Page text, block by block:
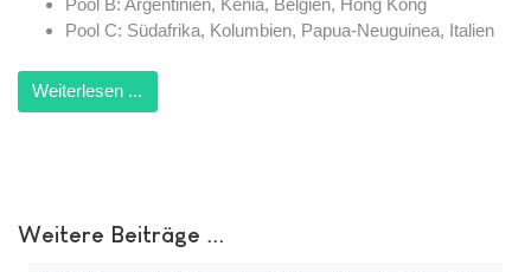
Pool B: Argentinien, Kenia, Belgien, Hong Kong
Pool C: Südafrika, Kolumbien, Papua-Neuguinea, Italien
Weiterlesen ...
Weitere Beiträge ...